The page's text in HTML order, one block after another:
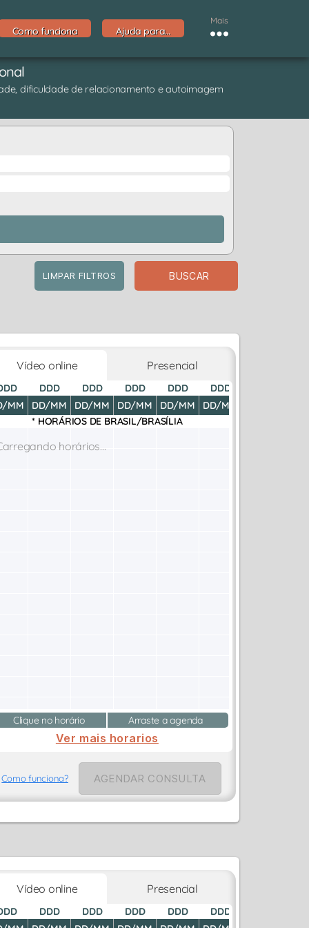
Como funciona Ajuda para…
Mais
dificuldade de relacionamento e autoimagem
LIMPAR FILTROS BUSCAR
Vídeo online Presencial
MM
DDD
DD/MM
DDD
DD/MM
DDD
DD/MM
DDD
DD/MM
DDD
DD/MM
* HORÁRIOS DE BRASIL/BRASÍLIA
horários...
Clique no horário Arraste a agenda
Ver mais horarios
Como funciona? AGENDAR CONSULTA
Vídeo online Presencial
DDD
DDD
DDD
DDD
DDD